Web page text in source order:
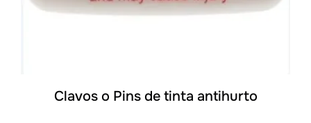
Clavos o Pins de tinta antihurto